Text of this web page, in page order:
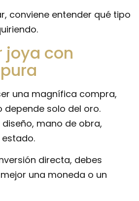
conviene entender qué tipo
joya con
una magnífica compra,
depende solo del oro.
mano de obra,
directa, debes
una moneda o un